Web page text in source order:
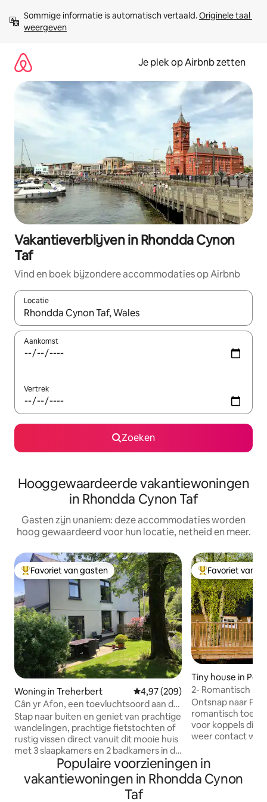
direct
naar
Sommige informatie is automatisch vertaald. Originele taal
weergeven
Je plek op Airbnb zetten
Vakantieverblijven in Rhondda Cynon
Taf
Vind en boek bijzondere accommodaties op Airbnb
Locatie
Wanneer er resultaten beschikbaar zijn, maak je een keuze
Aankomst
Vertrek
Zoeken
Hooggewaardeerde vakantiewoningen
in Rhondda Cynon Taf
Gasten zijn unaniem: deze accommodaties worden
hoog gewaardeerd voor hun locatie, netheid en meer.
Topfavoriet van gasten
Favoriet van gasten
Woning in Treherbert Gemiddelde beoordeling van
4,97 (209)
Cân yr Afon, een toevluchtsoord aan de
rivier
Stap naar buiten en geniet van prachtige
wandelingen, prachtige fietstochten of
rustig vissen direct vanuit dit mooie huis
met 3 slaapkamers en 2 badkamers in de
prachtige Rhondda-vallei, zonder zelfs
maar in de auto te stappen. Bike Park
Wales en de Brecon Beacons liggen ook
op slechts een klein eindje rijden,
Topfavoriet van
Favoriet van
Tiny house in
2- Romantisch
/Buitenbadkuip
Ontsnap naar
romantisch
voor koppels die
weer contact
het rustige
een prachtig
en charme. Perfect voor romantische
Populaire voorzieningen in
vakantiewoningen in Rhondda Cynon
Taf